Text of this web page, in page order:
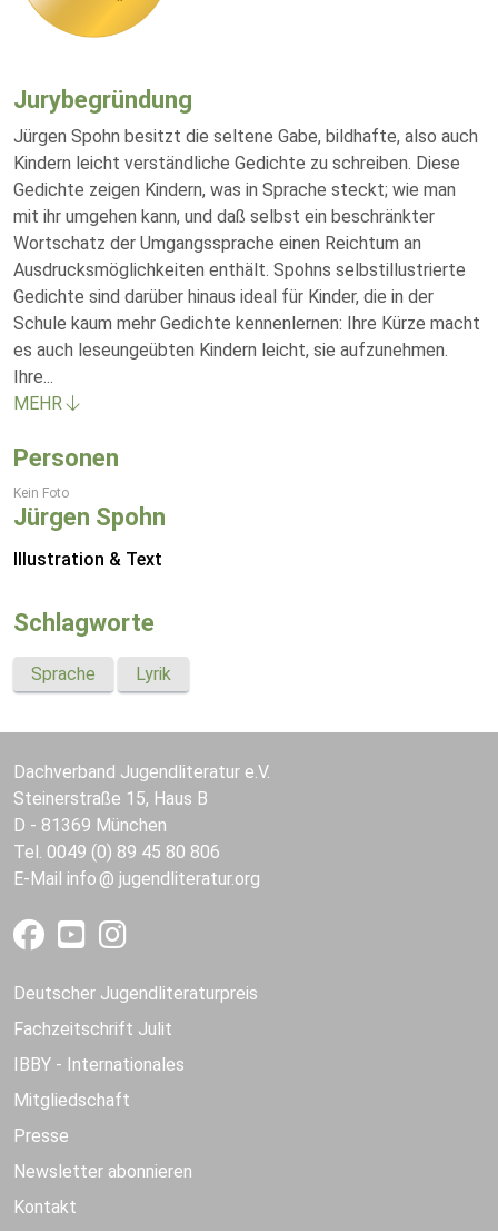
Jurybegründung
Jürgen Spohn besitzt die seltene Gabe, bildhafte, also auch
Kindern leicht verständliche Gedichte zu schreiben. Diese
Gedichte zeigen Kindern, was in Sprache steckt; wie man
mit ihr umgehen kann, und daß selbst ein beschränkter
Wortschatz der Umgangssprache einen Reichtum an
Ausdrucksmöglichkeiten enthält. Spohns selbstillustrierte
Gedichte sind darüber hinaus ideal für Kinder, die in der
Schule kaum mehr Gedichte kennenlernen: Ihre Kürze macht
es auch leseungeübten Kindern leicht, sie aufzunehmen.
Ihre...
MEHR
Personen
Kein Foto
Jürgen Spohn
Illustration & Text
Schlagworte
Sprache Lyrik
Dachverband Jugendliteratur e.V.
Steinerstraße 15, Haus B
D - 81369 München
Tel. 0049 (0) 89 45 80 806
E-Mail info jugendliteratur.org
Deutscher Jugendliteraturpreis
Fachzeitschrift Julit
IBBY - Internationales
Mitgliedschaft
Presse
Newsletter abonnieren
Kontakt